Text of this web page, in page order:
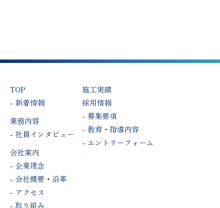
TOP
新着情報
業務内容
社員インタビュー
会社案内
企業理念
会社概要・沿革
アクセス
取り組み
施工実績
採用情報
募集要項
教育・指導内容
エントリーフォーム